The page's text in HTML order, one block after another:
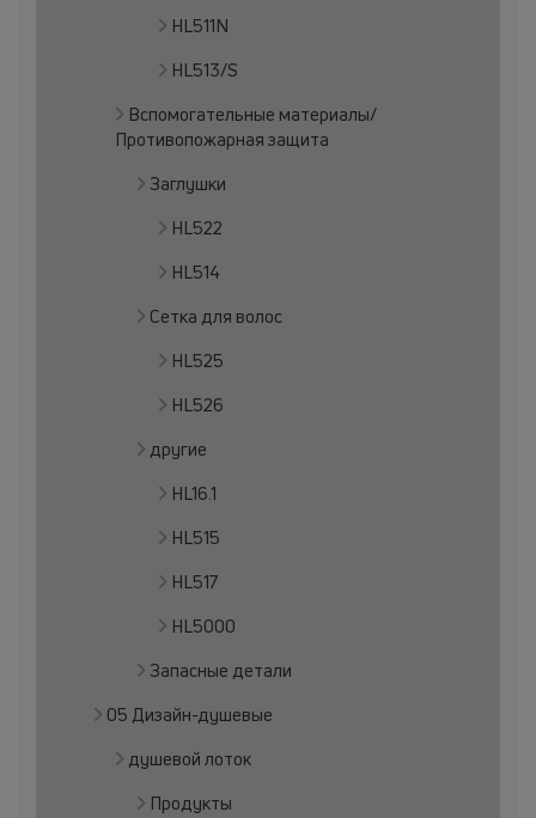
HL511N
HL513/S
Вспомогательные материалы/
Противопожарная защита
Заглушки
HL522
HL514
Сетка для волос
HL525
HL526
другие
HL16.1
HL515
HL517
HL5000
Запасные детали
05 Дизайн-душевые
душевой лоток
Продукты